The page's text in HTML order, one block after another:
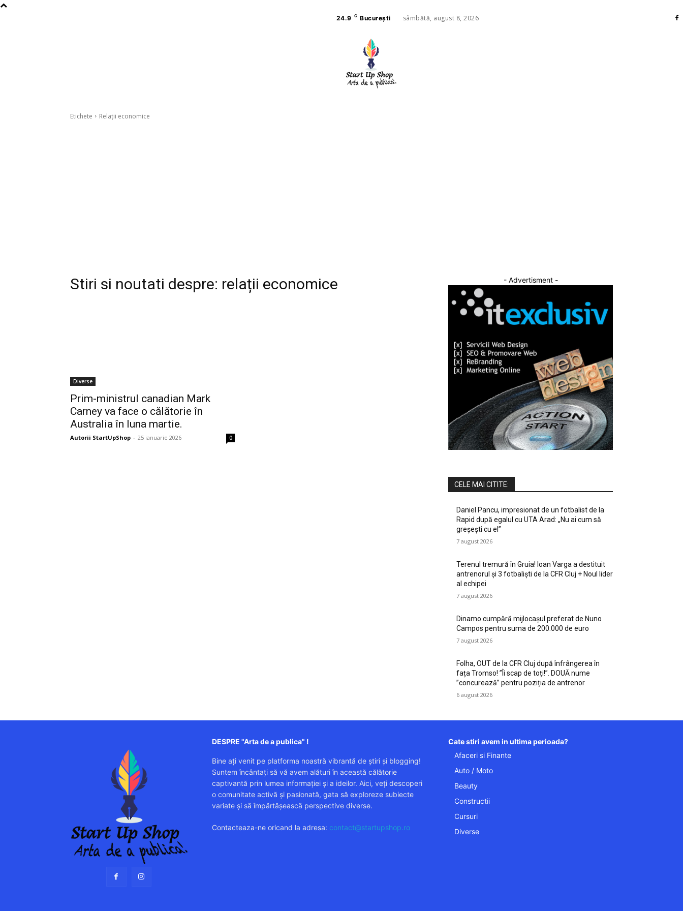
24.9 C București sâmbătă, august 8, 2026
Etichete Relații economice
Stiri si noutati despre: relații economice
Diverse
Prim-ministrul canadian Mark
Carney va face o călătorie în
Australia în luna martie.
Autorii StartUpShop - 25 ianuarie 2026 0
- Advertisment -
CELE MAI CITITE:
Daniel Pancu, impresionat de un fotbalist de la
Rapid după egalul cu UTA Arad: „Nu ai cum să
greșești cu el”
7 august 2026
Terenul tremură în Gruia! Ioan Varga a destituit
antrenorul și 3 fotbaliști de la CFR Cluj + Noul lider
al echipei
7 august 2026
Dinamo cumpără mijlocașul preferat de Nuno
Campos pentru suma de 200.000 de euro
7 august 2026
Folha, OUT de la CFR Cluj după înfrângerea în
fața Tromso! ”Îi scap de toți!”. DOUĂ nume
”concurează” pentru poziția de antrenor
6 august 2026
DESPRE "Arta de a publica" !
Bine ați venit pe platforma noastră vibrantă de știri și blogging!
Suntem încântați să vă avem alături în această călătorie
captivantă prin lumea informației și a ideilor. Aici, veți descoperi
o comunitate activă și pasionată, gata să exploreze subiecte
variate și să împărtășească perspective diverse.
Contacteaza-ne oricand la adresa: contact@startupshop.ro
Cate stiri avem in ultima perioada?
Afaceri si Finante
Auto / Moto
Beauty
Constructii
Cursuri
Diverse